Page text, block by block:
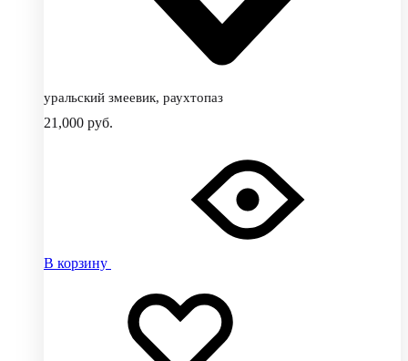
уральский змеевик, раухтопаз
21,000 руб.
В корзину